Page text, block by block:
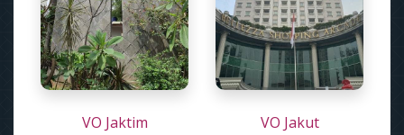
VO Jaktim VO Jakut